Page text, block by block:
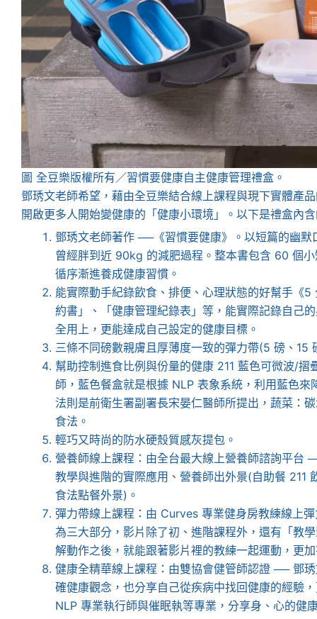
圖 全豆樂版權所有／習慣要健康自主健康管理禮盒。
鄧琇文老師希望，藉由全豆樂結合線上課程與現下實體產
開啟更多人開始變健康的「健康小環境」。以下是禮盒內
鄧琇文老師著作 ──《習慣要健康》。以短篇的幽
曾經胖到近 90kg 的減肥過程。整本書包含 60 個
循序漸進養成健康習慣。
能實際動手紀錄飲食、排便、心理狀態的好幫手《
約書」、「健康管理紀錄表」等，能實際記錄自己
全用上，更能達成自己設定的健康目標。
三條不同磅數親膚且厚薄度一致的彈力帶(5 磅、15
幫助控制進食比例與份量的健康 211 藍色可微波/
師，藍色餐盒就是根據 NLP 表象系統，利用藍色來
法則是前衛生署副署長宋晏仁醫師所提出，蔬菜：
食法。
輕巧又時尚的防水硬殼質感灰提包。
營養師線上課程：由全台最大線上營養師諮詢平台
教學與進階的實際應用、營養師出外景(自助餐 211
食法點餐外景)。
彈力帶線上課程：由 Curves 專業健身房教練線上
為三大部分，影片除了初、進階課程外，還有「教
解動作之後，就能跟著影片裡的教練一起運動，更
健康全精華線上課程：由雙協會健管師認證 ── 鄧
確健康觀念，也分享自己從疾病中找回健康的經驗
NLP 專業執行師與催眠執等專業，分享身、心的健